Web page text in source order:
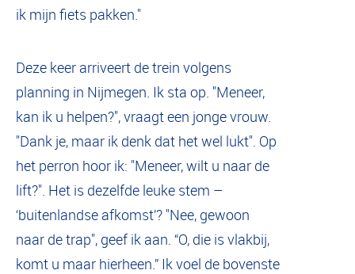
ik mijn fiets pakken."
Deze keer arriveert de trein volgens
planning in Nijmegen. Ik sta op. "Meneer,
kan ik u helpen?", vraagt een jonge vrouw.
"Dank je, maar ik denk dat het wel lukt". Op
het perron hoor ik: "Meneer, wilt u naar de
lift?". Het is dezelfde leuke stem –
‘buitenlandse afkomst’? "Nee, gewoon
naar de trap", geef ik aan. “O, die is vlakbij,
komt u maar hierheen.” Ik voel de bovenste